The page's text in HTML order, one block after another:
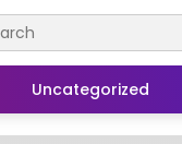
Uncategorized